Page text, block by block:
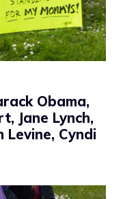
Obama,
Jane Lynch,
Levine, Cyndi